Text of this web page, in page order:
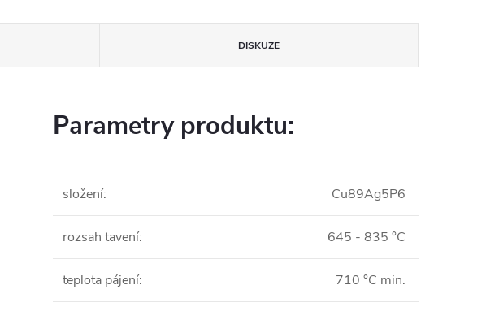
DISKUZE
Parametry produktu:
složení: Cu89Ag5P6
rozsah tavení: 645 - 835 °C
teplota pájení: 710 °C min.